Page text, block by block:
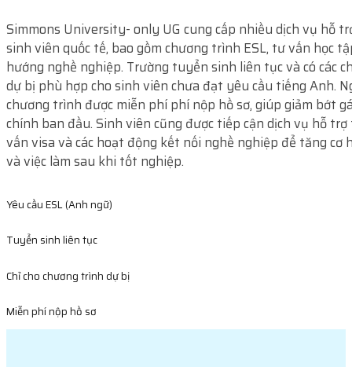
Simmons University- only UG cung cấp nhiều dịch vụ hỗ
sinh viên quốc tế, bao gồm chương trình ESL, tư vấn học
hướng nghề nghiệp. Trường tuyển sinh liên tục và có các
dự bị phù hợp cho sinh viên chưa đạt yêu cầu tiếng Anh.
chương trình được miễn phí phí nộp hồ sơ, giúp giảm bớt
chính ban đầu. Sinh viên cũng được tiếp cận dịch vụ hỗ
vấn visa và các hoạt động kết nối nghề nghiệp để tăng cơ
và việc làm sau khi tốt nghiệp.
Yêu cầu ESL (Anh ngữ)
Tuyển sinh liên tục
Chỉ cho chương trình dự bị
Miễn phí nộp hồ sơ